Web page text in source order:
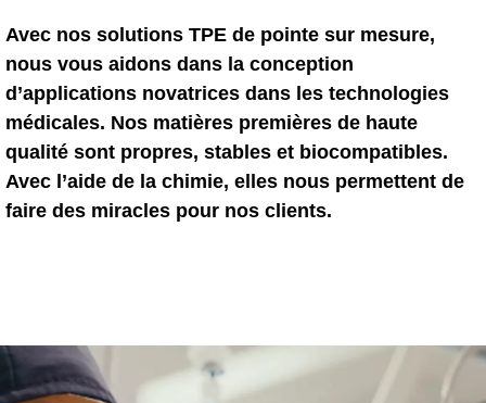
Presse
News & Blog
Webinaire
Centre de connaissances TPE
Avec nos solutions TPE de pointe sur mesure,
nous vous aidons dans la conception
d’applications novatrices dans les technologies
médicales. Nos matières premières de haute
qualité sont propres, stables et biocompatibles.
Avec l’aide de la chimie, elles nous permettent de
faire des miracles pour nos clients.